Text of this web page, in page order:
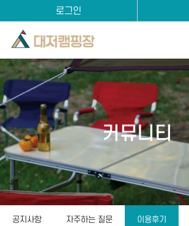
로그인
커뮤니티
공지사항 자주하는 질문 이용후기